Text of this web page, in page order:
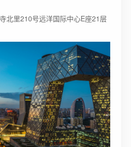
北里210号远洋国际中心E座21层